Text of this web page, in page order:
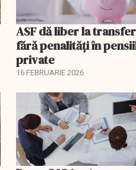
ASF dă liber la transfer
fără penalități în
private
16 FEBRUARIE 2026